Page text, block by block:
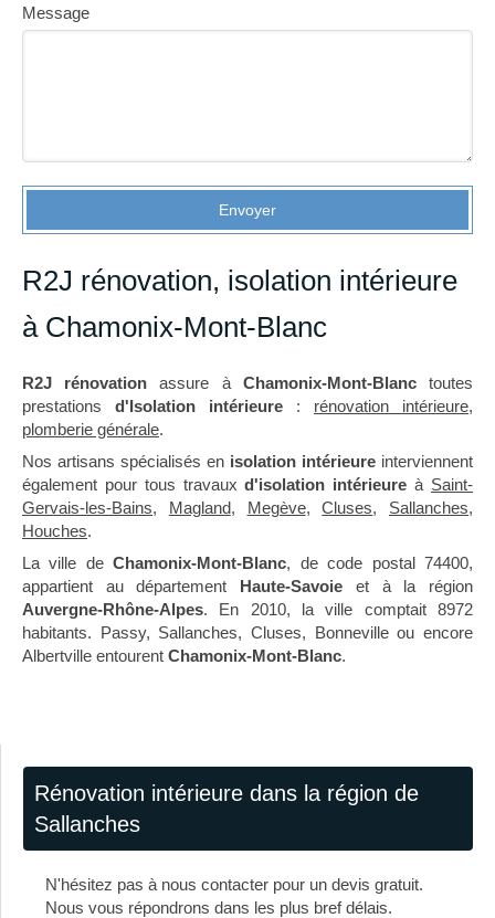
Message
Envoyer
R2J rénovation, isolation intérieure
à Chamonix-Mont-Blanc
R2J rénovation assure à Chamonix-Mont-Blanctoutes
prestations d'Isolation intérieure : rénovation intérieure,
plomberie générale.
Nos artisans spécialisés en isolation intérieure interviennent
également pour tous travaux d'isolation intérieure à Saint-
Gervais-les-Bains, Magland, Megève,Cluses, Sallanches,
Houches.
La ville deChamonix-Mont-Blanc, de code postal 74400,
appartient au département Haute-Savoie et à la région
Auvergne-Rhône-Alpes. En 2010, la ville comptait 8972
habitants. Passy, Sallanches, Cluses, Bonneville ou encore
Albertville entourent Chamonix-Mont-Blanc.
Rénovation intérieure dans la région de
Sallanches
N'hésitez pas à nous contacter pour un devis gratuit.
Nous vous répondrons dans les plus bref délais.